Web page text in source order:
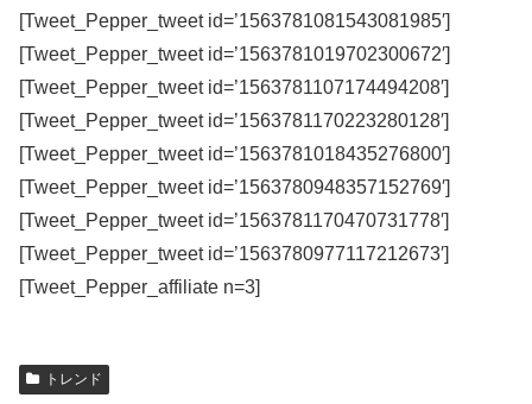
[Tweet_Pepper_tweet id=’1563781081543081985′]
[Tweet_Pepper_tweet id=’1563781019702300672′]
[Tweet_Pepper_tweet id=’1563781107174494208′]
[Tweet_Pepper_tweet id=’1563781170223280128′]
[Tweet_Pepper_tweet id=’1563781018435276800′]
[Tweet_Pepper_tweet id=’1563780948357152769′]
[Tweet_Pepper_tweet id=’1563781170470731778′]
[Tweet_Pepper_tweet id=’1563780977117212673′]
[Tweet_Pepper_affiliate n=3]
トレンド